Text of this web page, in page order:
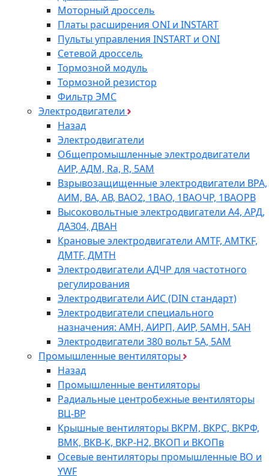
Моторный дроссель
Платы расширения ONI и INSTART
Пульты управления INSTART и ONI
Сетевой дроссель
Тормозной модуль
Тормозной резистор
Фильтр ЭМС
Электродвигатели
Назад
Электродвигатели
Общепромышленные электродвигатели
АИР, АДМ, Ra, R, 5AM
Взрывозащищенные электродвигатели ВРА,
АИМ, ВА, АВ, ВАO2, 1ВАО, 1ВАОЧР, 1ВАОРВ
Высоковольтные электродвигатели A4, АРД,
ДАЗ04, ДВАН
Крановые электродвигатели AMTF, AMTKF,
ДMTF, ДМТН
Электродвигатели АДЧР для частотного
регулирования
Электродвигатели АИС (DIN стандарт)
Электродвигатели специального
назначения: АМН, АИРП, АИР, 5АМН, 5АН
Электродвигатели 380 вольт 5А, 5АМ
Промышленные вентиляторы
Назад
Промышленные вентиляторы
Радиальные центробежные вентиляторы
ВЦ-ВР
Крышные вентиляторы ВКРМ, ВКРС, ВКРФ,
ВМК, ВКВ-К, ВКР-Н2, ВКОП и ВКОПв
Осевые вентиляторы промышленные ВО и
YWF